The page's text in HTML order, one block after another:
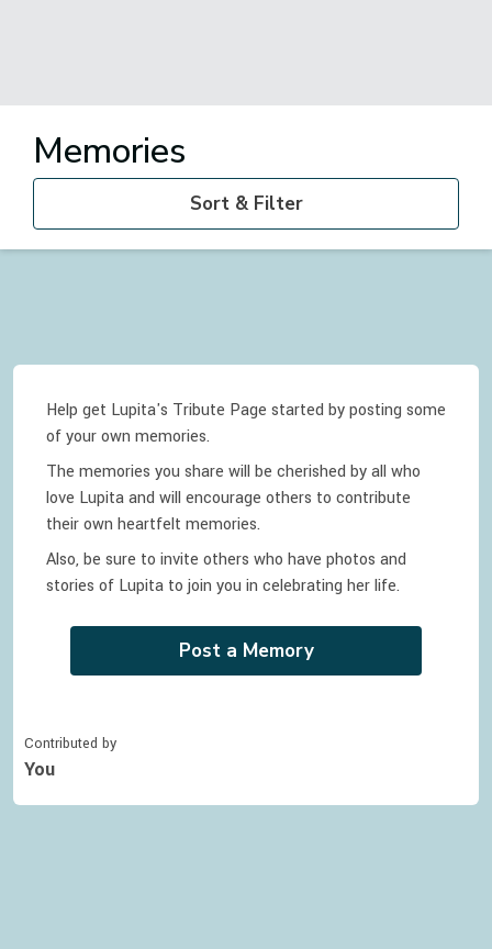
Memories
Sort & Filter
Help get Lupita's Tribute Page started by posting some
of your own memories.
The memories you share will be cherished by all who
love Lupitaand will encourage others to contribute
their own heartfelt memories.
Also, be sure to invite others who have photos and
stories of Lupita to join you in celebrating herlife.
Post a Memory
Contributed by
You